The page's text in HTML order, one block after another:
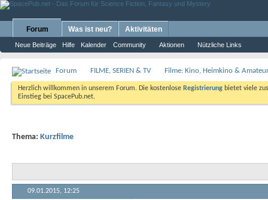
Forum
Neue Beiträge Hilfe Kalender Community Aktionen Nützliche Links
Was ist neu? Aktivitäten
Forum FILME, SERIEN & TV Filme: Kino, Heimkino &
Herzlich willkommen in unserem Forum. Die kostenlose Registrierung bietet viele
Einstieg bei SpacePub.net.
Thema: Kurzfilme
09.01.2015, 12:25